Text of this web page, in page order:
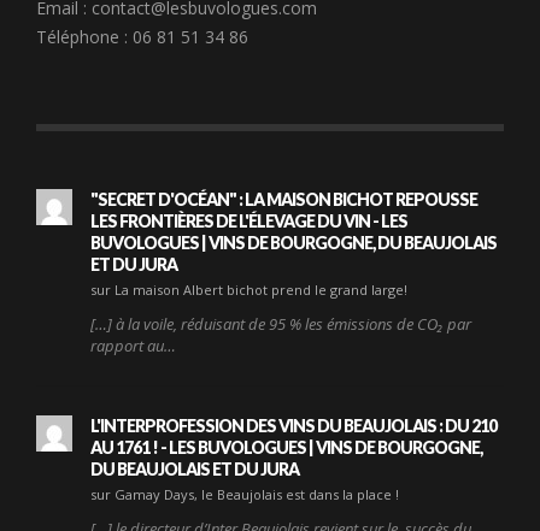
Email : contact@lesbuvologues.com
Téléphone : 06 81 51 34 86
"SECRET D'OCÉAN" : LA MAISON BICHOT REPOUSSE
LES FRONTIÈRES DE L'ÉLEVAGE DU VIN - LES
BUVOLOGUES | VINS DE BOURGOGNE, DU BEAUJOLAIS
ET DU JURA
sur La maison Albert bichot prend le grand large!
[…] à la voile, réduisant de 95 % les émissions de CO₂ par
rapport au…
L'INTERPROFESSION DES VINS DU BEAUJOLAIS : DU 210
AU 1761 ! - LES BUVOLOGUES | VINS DE BOURGOGNE,
DU BEAUJOLAIS ET DU JURA
sur Gamay Days, le Beaujolais est dans la place !